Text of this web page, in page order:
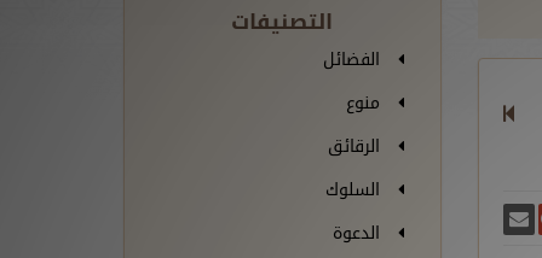
شارك على غوغل بلس
التصنيفات
الفضائل
منوع
الرقائق
السلوك
الدعوة